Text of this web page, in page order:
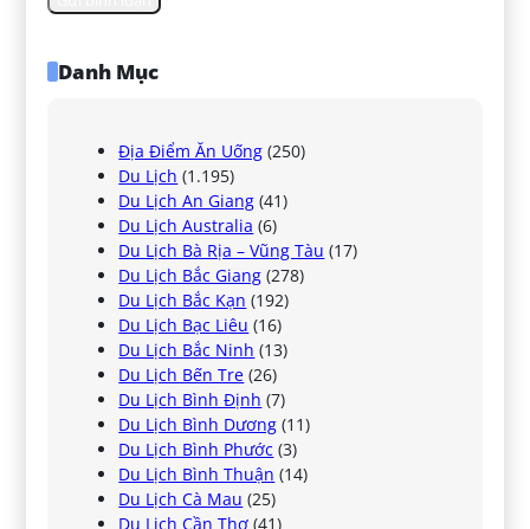
Danh Mục
Địa Điểm Ăn Uống (250)
Du Lịch (1.195)
Du Lịch An Giang (41)
Du Lịch Australia (6)
Du Lịch Bà Rịa – Vũng Tàu (17)
Du Lịch Bắc Giang (278)
Du Lịch Bắc Kạn (192)
Du Lịch Bạc Liêu (16)
Du Lịch Bắc Ninh (13)
Du Lịch Bến Tre (26)
Du Lịch Bình Định (7)
Du Lịch Bình Dương (11)
Du Lịch Bình Phước (3)
Du Lịch Bình Thuận (14)
Du Lịch Cà Mau (25)
Du Lịch Cần Thơ (41)